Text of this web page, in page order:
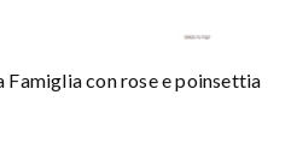
Famiglia con rose e poinsettia